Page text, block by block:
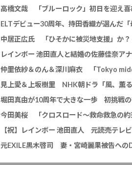
高橋文哉 「ブルーロック」初日を迎え喜
ELTデビュー30周年、持田香織が選んだ「
仲里依紗＆のん＆深川麻衣 「Tokyo
見上愛＆上坂樹里 NHK朝ドラ「風、薫
堀田真由が10周年で大きな一歩 初挑戦
今田美桜 「クロスロード～救命救急の約
【祝】レインボー 池田直人 元読売テレ